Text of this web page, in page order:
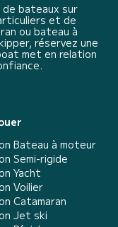
bateaux sur
et de
ou bateau à
réservez une
met en relation
Bateau à moteur
Semi-rigide
Yacht
Voilier
Catamaran
Jet ski